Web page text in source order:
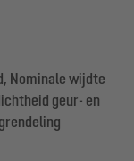
Nominale wijdte
geur- en